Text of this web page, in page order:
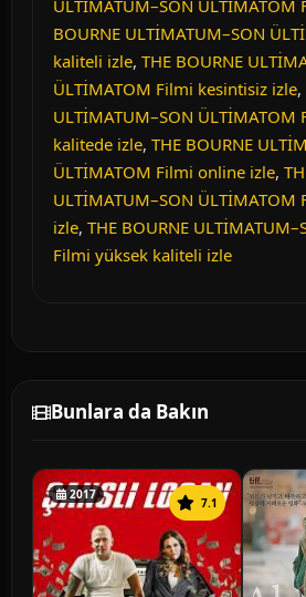
ULTİMATUM–SON ÜLTİMATOM
BOURNE ULTİMATUM–SON
kaliteli izle, THE BOURNE
ÜLTİMATOM Filmi kesintisiz izle,
ULTİMATUM–SON
kalitede izle, THE BOURNE
ÜLTİMATOM Filmi online izle,
ULTİMATUM–SON ÜLTİMATOM
izle, THE BOURNE
Filmi yüksek kaliteli izle
Bunlara da Bakın
2017
7.1